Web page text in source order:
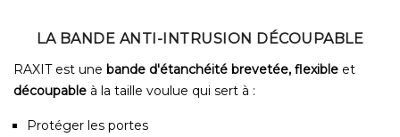
LA BANDE ANTI-INTRUSION DÉCOUPABLE
RAXIT est une bande d'étanchéité brevetée, flexible et
découpable à la taille voulue qui sert à :
Protéger les portes